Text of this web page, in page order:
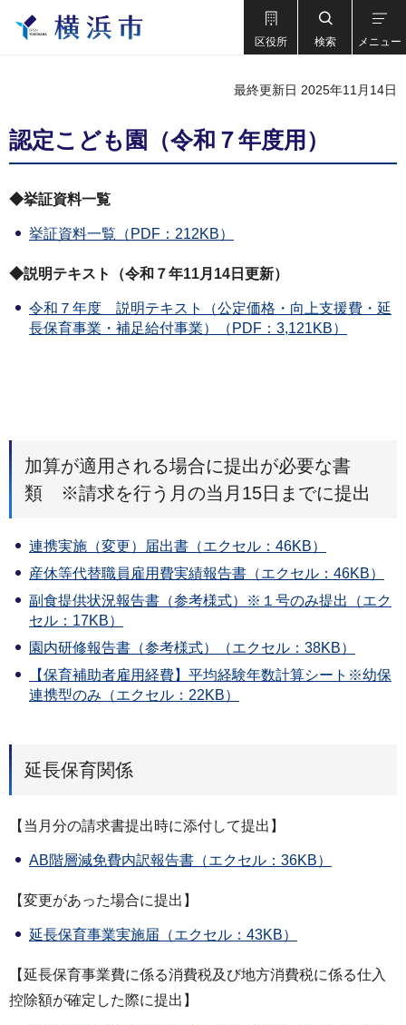
区役所 検索 メニュー
最終更新日 2025年11月14日
認定こども園（令和７年度用）
◆挙証資料一覧
挙証資料一覧（PDF：212KB）
◆説明テキスト（令和７年11月14日更新）
令和７年度 説明テキスト（公定価格・向上支援費・延
長保育事業・補足給付事業）（PDF：3,121KB）
加算が適用される場合に提出が必要な書
類 ※請求を行う月の当月15日までに提出
連携実施（変更）届出書（エクセル：46KB）
産休等代替職員雇用費実績報告書（エクセル：46KB）
副食提供状況報告書（参考様式）※１号のみ提出（エク
セル：17KB）
園内研修報告書（参考様式）（エクセル：38KB）
【保育補助者雇用経費】平均経験年数計算シート※幼保
連携型のみ（エクセル：22KB）
延長保育関係
【当月分の請求書提出時に添付して提出】
AB階層減免費内訳報告書（エクセル：36KB）
【変更があった場合に提出】
延長保育事業実施届（エクセル：43KB）
【延長保育事業費に係る消費税及び地方消費税に係る仕入
控除額が確定した際に提出】